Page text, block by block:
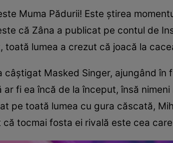
Muma Pădurii! Este știrea
că Zâna a publicat pe contul de
toată lumea a crezut că joacă la
câștigat Masked Singer, ajungând
ar fi ea încă de la început, însă
pe toată lumea cu gura căscată,
tocmai fosta ei rivală este cea